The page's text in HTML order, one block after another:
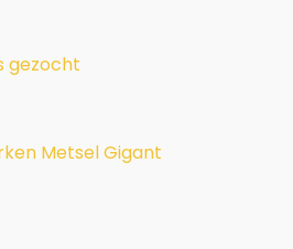
gezocht
Metsel Gigant